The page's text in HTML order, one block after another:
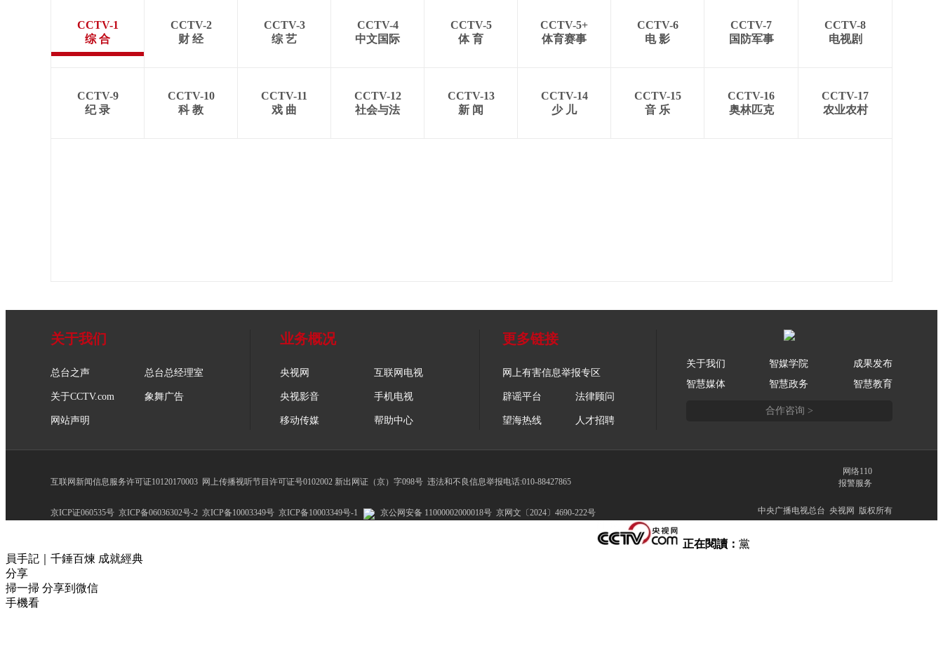
CCTV-1
综 合
CCTV-2
财 经
CCTV-3
综 艺
CCTV-4
中文国际
CCTV-5
体 育
CCTV-5+
体育赛事
CCTV-6
电 影
CCTV-7
国防军事
CCTV-8
电视剧
CCTV-9
纪 录
CCTV-10
科 教
CCTV-11
戏 曲
CCTV-12
社会与法
CCTV-13
新 闻
CCTV-14
少 儿
CCTV-15
音 乐
CCTV-16
奥林匹克
CCTV-17
农业农村
关于我们
总台之声 总台总经理室
关于CCTV.com 象舞广告
网站声明
业务概况
央视网 互联网电视
央视影音 手机电视
移动传媒 帮助中心
更多链接
网上有害信息举报专区
辟谣平台 法律顾问
望海热线 人才招聘
关于我们 智媒学院
成果发布
智慧媒体
智慧政务 智慧教育
合作咨询 >
互联网新闻信息服务许可证10120170003 网上传播视听节目许可证号0102002 新出网证（京）字098号 违法和不良信息举报电话:010-88427865
京ICP证060535号 京ICP备06036302号-2 京ICP备10003349号 京ICP备10003349号-1 京公网安备 11000002000018号 京网文〔2024〕4690-222号
网络110
报警服务
中央广播电视总台 央视网 版权所有
正在閱讀： 黨
員手記｜千錘百煉 成就經典
分享
掃一掃 分享到微信
手機看